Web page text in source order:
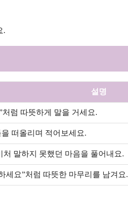
.
설명
럼 따뜻하게 말을 거세요.
떠올리며 적어보세요.
처 말하지 못했던 마음을 풀어내요.
세요”처럼 따뜻한 마무리를 남겨요.